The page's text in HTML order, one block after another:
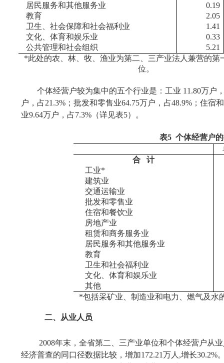
居民服务和其他服务业
0.19
教育
2.05
卫生、社会保障和社会福利业
1.41
文化、体育和娱乐业
0.33
公共管理和社会组织
5.21
*此处的农、林、牧、渔业为第二、三产业法人兼营的第
位。
个体经营户较为集中的五个行业是：工业 11.80万户
户，占21.3%；批发和零售业64.75万户，占48.9%；住宿
业9.64万户，占7.3%（详见表5）。
表5 个体经营户
合
计
工业*
建筑业
交通运输业
批发和零售业
住宿和餐饮业
房地产业
租赁和商务服务业
居民服务和其他服务业
教育
卫生和社会福利业
文化、体育和娱乐业
其他
*包括采矿业、制造业和电力、燃气及水
二、从业人员
2008年末，全省第二、三产业单位和个体经营户从
经济普查的同口径数据比较，增加172.21万人 ,增长30.2%